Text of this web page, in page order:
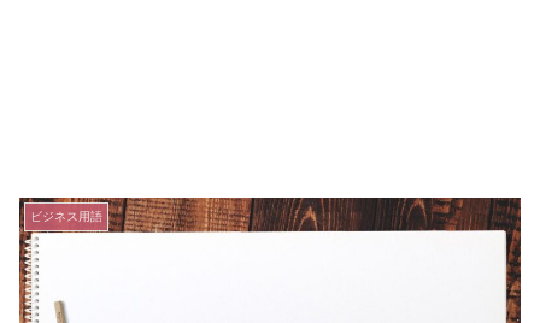
ビジネス用語